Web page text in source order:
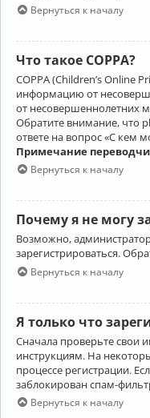
Вернуться к началу
Что такое COPPA?
COPPA (Children’s Online
информацию от
от несовершеннолетних
Обратите внимание, что
ответе на вопрос «С кем
Примечание
Вернуться к началу
Почему я не могу
Возможно,
зарегистрироваться.
Вернуться к началу
Я только что
Сначала проверьте свои
инструкциям. На
процессе регистрации.
заблокирован спам-
Вернуться к началу